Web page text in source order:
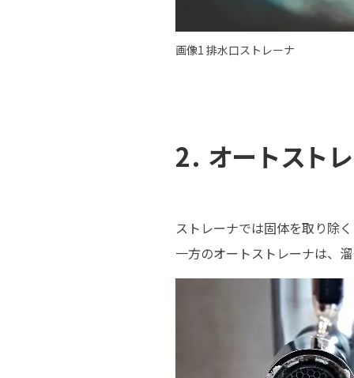
画像1 排水口ストレーナ
2. オートスト
ストレーナでは固体を取り除
一方のオートストレーナは、